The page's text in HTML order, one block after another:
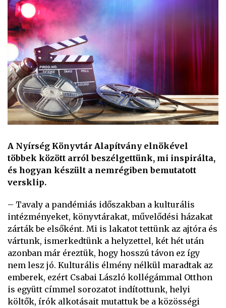
A Nyírség Könyvtár Alapítvány elnökével
többek között arról beszélgettünk, mi inspirálta,
és hogyan készült a nemrégiben bemutatott
versklip.
– Tavaly a pandémiás időszakban a kulturális
intézményeket, könyvtárakat, művelődési házakat
zárták be elsőként. Mi is lakatot tettünk az ajtóra és
vártunk, ismerkedtünk a helyzettel, két hét után
azonban már éreztük, hogy hosszú távon ez így
nem lesz jó. Kulturális élmény nélkül maradtak az
emberek, ezért Csabai László kollégámmal Otthon
is együtt címmel sorozatot indítottunk, helyi
költők, írók alkotásait mutattuk be a közösségi